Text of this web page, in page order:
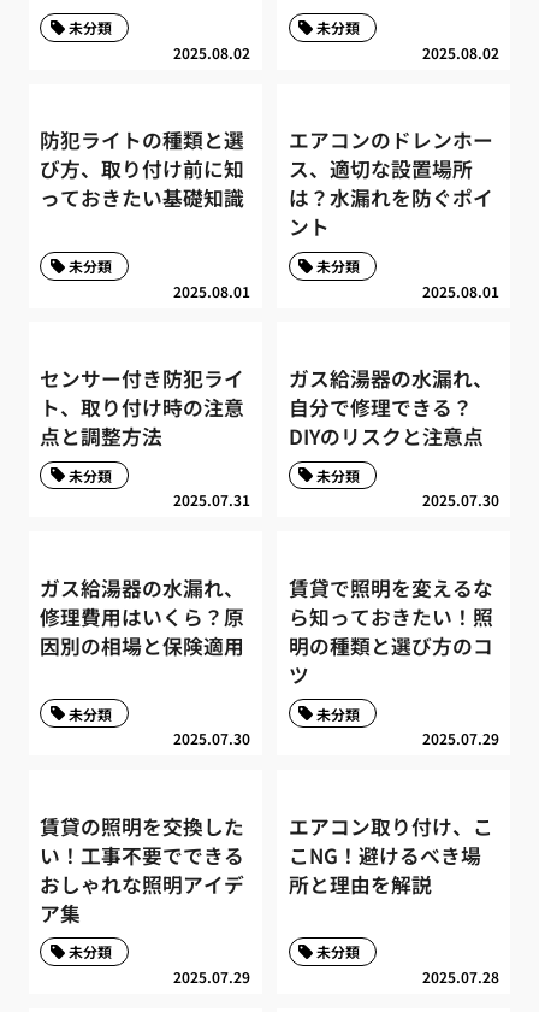
2025.08.02
未分類
2025.08.02
未分類
防犯ライトの種類と選
び方、取り付け前に知
っておきたい基礎知識
2025.08.01
未分類
エアコンのドレンホー
ス、適切な設置場所
は？水漏れを防ぐポイ
ント
2025.08.01
未分類
センサー付き防犯ライ
ト、取り付け時の注意
点と調整方法
2025.07.31
未分類
ガス給湯器の水漏れ、
自分で修理できる？
DIYのリスクと注意点
2025.07.30
未分類
ガス給湯器の水漏れ、
修理費用はいくら？原
因別の相場と保険適用
2025.07.30
未分類
賃貸で照明を変えるな
ら知っておきたい！照
明の種類と選び方のコ
ツ
2025.07.29
未分類
賃貸の照明を交換した
い！工事不要でできる
おしゃれな照明アイデ
ア集
2025.07.29
未分類
エアコン取り付け、こ
こNG！避けるべき場
所と理由を解説
2025.07.28
未分類